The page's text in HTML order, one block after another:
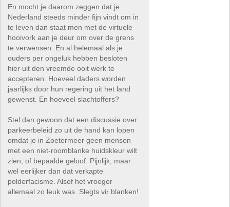
En mocht je daarom zeggen dat je
Nederland steeds minder fijn vindt om in
te leven dan staat men met de virtuele
hooivork aan je deur om over de grens
te verwensen. En al helemaal als je
ouders per ongeluk hebben besloten
hier uit den vreemde ooit werk te
accepteren. Hoeveel daders worden
jaarlijks door hun regering uit het land
gewenst. En hoeveel slachtoffers?
Stel dan gewoon dat een discussie over
parkeerbeleid zo uit de hand kan lopen
omdat je in Zoetermeer geen mensen
met een niet-roomblanke huidskleur wilt
zien, of bepaalde geloof. Pijnlijk, maar
wel eerlijker dan dat verkapte
polderfacisme. Alsof het vroeger
allemaal zo leuk was. Slegts vir blanken!